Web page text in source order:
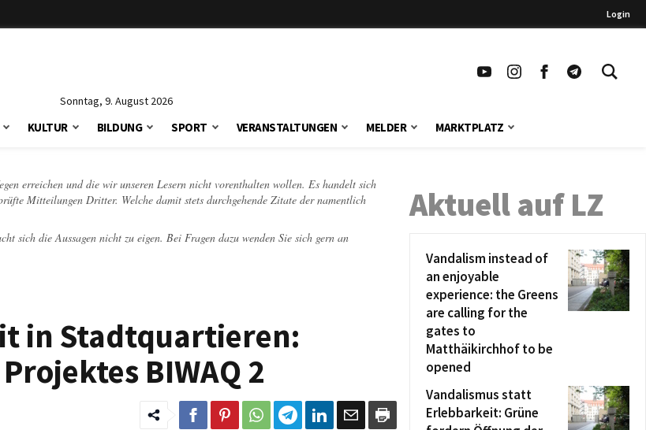
Login
Sonntag, 9. August 2026
KULTUR BILDUNG SPORT VERANSTALTUNGEN MELDER MARKTPLATZ
erreichen und die wir unseren Lesern nicht vorenthalten wollen. Es handelt sich
Mitteilungen Dritter. Welche damit stets durchgehende Zitate der namentlich
die Aussagen nicht zu eigen. Bei Fragen dazu wenden Sie sich gern an
in Stadtquartieren:
BIWAQ 2
Aktuell auf LZ
Vandalism instead of
an enjoyable
experience: the Greens
are calling for the
gates to
Matthäikirchhof to be
opened
Vandalismus statt
Erlebbarkeit: Grüne